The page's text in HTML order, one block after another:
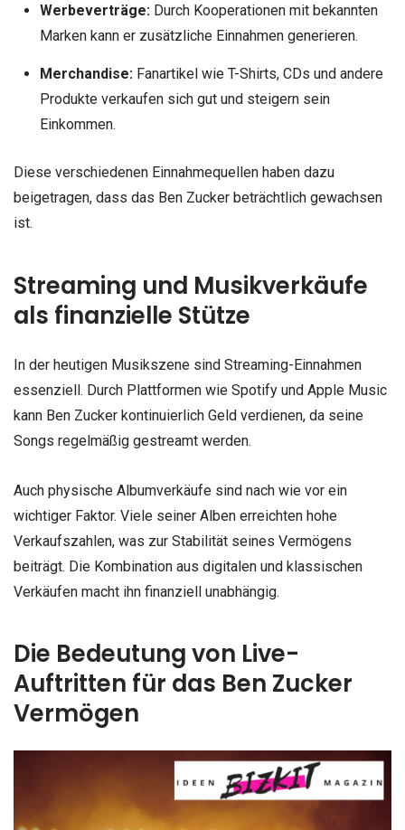
Werbeverträge:Durch Kooperationen mit bekannten
Marken kann er zusätzliche Einnahmen generieren.
Merchandise: Fanartikel wie T-Shirts, CDs und andere
Produkte verkaufen sich gut und steigern sein
Einkommen.
Diese verschiedenen Einnahmequellen haben dazu
beigetragen, dass das Ben Zucker beträchtlich gewachsen
ist.
Streaming und Musikverkäufe
als finanzielle Stütze
In der heutigen Musikszene sind Streaming-Einnahmen
essenziell. Durch Plattformen wie Spotify und Apple Music
kann Ben Zucker kontinuierlich Geld verdienen, da seine
Songs regelmäßig gestreamt werden.
Auch physische Albumverkäufe sind nach wie vor ein
wichtiger Faktor. Viele seiner Alben erreichten hohe
Verkaufszahlen, was zur Stabilität seines Vermögens
beiträgt. Die Kombination aus digitalen und klassischen
Verkäufen macht ihn finanziell unabhängig.
Die Bedeutung von Live-
Auftritten für das Ben Zucker
Vermögen